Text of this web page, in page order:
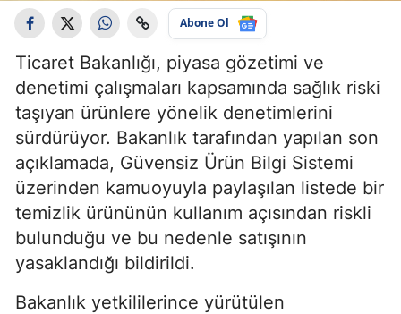
Abone Ol
Ticaret Bakanlığı, piyasa gözetimi ve
denetimi çalışmaları kapsamında sağlık riski
taşıyan ürünlere yönelik denetimlerini
sürdürüyor. Bakanlık tarafından yapılan son
açıklamada, Güvensiz Ürün Bilgi Sistemi
üzerinden kamuoyuyla paylaşılan listede bir
temizlik ürününün kullanım açısından riskli
bulunduğu ve bu nedenle satışının
yasaklandığı bildirildi.
Bakanlık yetkililerince yürütülen